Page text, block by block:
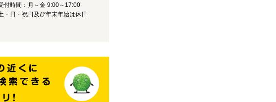
付時間：月～金 9:00～17:00
・日・祝日及び年末年始は休日